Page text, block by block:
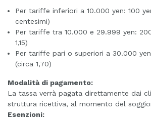
Per tariffe inferiori a 10.000 yen: 100
centesimi)
Per tariffe tra 10.000 e 29.999 yen:
1,15)
Per tariffe pari o superiori a 30.000
(circa 1,70)
Modalità di pagamento:
La tassa verrà pagata direttamente dai
struttura ricettiva, al momento del
Esenzioni: